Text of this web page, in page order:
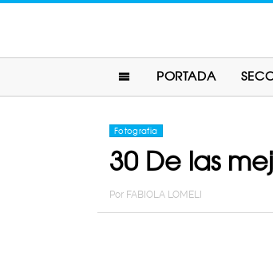
PORTADA
Fotografia
30 De las
Por FABIOLA LOMELI